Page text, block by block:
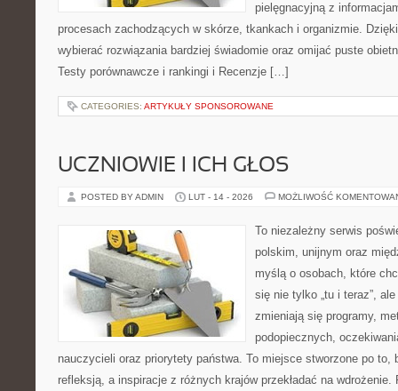
pielęgnacyjną z
procesach zachodzących w skórze, tkankach i organizmie.
wybierać rozwiązania bardziej świadomie oraz omijać puste
Testy porównawcze i rankingi i Recenzje […]
CATEGORIES: ARTYKUŁY SPONSOROWANE
UCZNIOWIE I ICH GŁOS
POSTED BY ADMIN LUT - 14 - 2026 MOŻLIWOŚĆ
To niezależny serwis
polskim, unijnym oraz
myślą o osobach, które
się nie tylko „tu i teraz”,
zmieniają się programy,
podopiecznych,
nauczycieli oraz priorytety państwa. To miejsce stworzone po to,
refleksją, a inspiracje z różnych krajów przekładać na